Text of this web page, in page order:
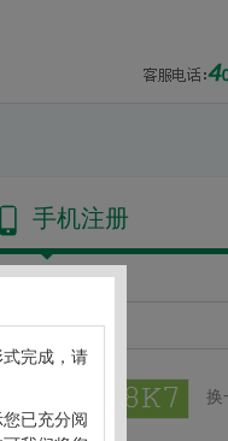
手机注册
换
式完成，请
已充分阅